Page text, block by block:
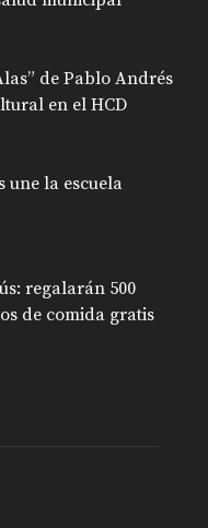
de Pablo Andrés
en el HCD
une la escuela
regalarán 500
de comida gratis